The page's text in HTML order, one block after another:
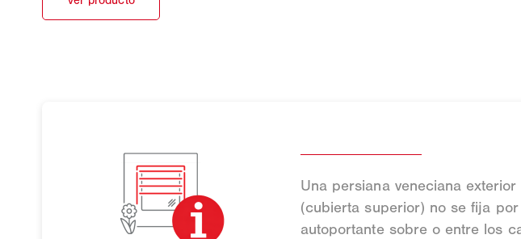
Una persiana veneciana
(cubierta superior) no se fija
autoportante sobre o entre los